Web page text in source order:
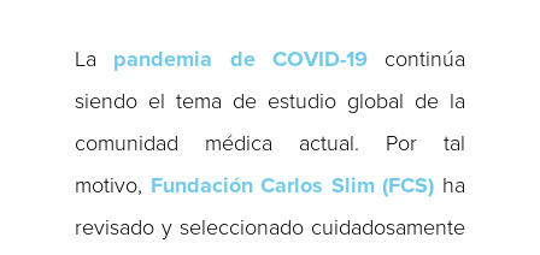
La pandemia de COVID-19continúa
siendo el tema de estudio global de la
comunidad médica actual. Por tal
motivo, Fundación Carlos Slim (FCS) ha
revisado y seleccionado cuidadosamente